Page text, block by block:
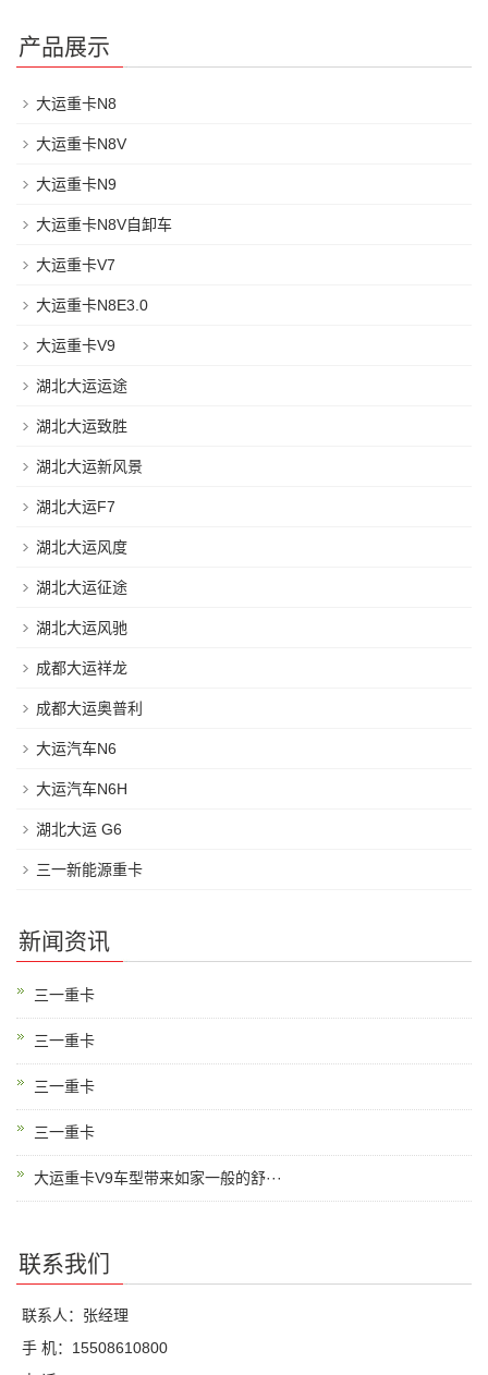
产品展示
大运重卡N8
大运重卡N8V
大运重卡N9
大运重卡N8V自卸车
大运重卡V7
大运重卡N8E3.0
大运重卡V9
湖北大运运途
湖北大运致胜
湖北大运新风景
湖北大运F7
湖北大运风度
湖北大运征途
湖北大运风驰
成都大运祥龙
成都大运奥普利
大运汽车N6
大运汽车N6H
湖北大运 G6
三一新能源重卡
新闻资讯
三一重卡
三一重卡
三一重卡
三一重卡
大运重卡V9车型带来如家一般的舒···
联系我们
联系人：张经理
手 机：15508610800